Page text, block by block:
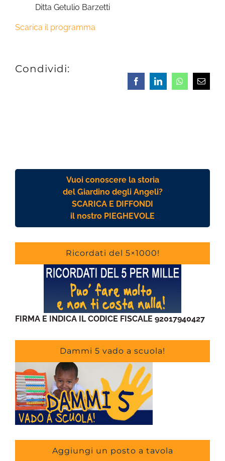
Ditta Getulio Barzetti
Scarica il programma
Condividi:
FacebookLinkedInWhatsappEmail
Vuoi conoscere la storia
del Giardino degli Angeli?
SCARICA E DIFFONDI
il nostro PIEGHEVOLE
Ricordati del 5×1000!
FIRMA E INDICA IL CODICE FISCALE 92017940427
Dammi 5 vado a scuola!
Aggiungi un posto a tavola